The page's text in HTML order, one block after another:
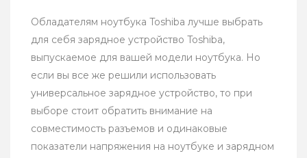
Обладателям ноутбука Toshiba лучше выбрать
для себя зарядное устройство Toshiba,
выпускаемое для вашей модели ноутбука. Но
если вы все же решили использовать
универсальное зарядное устройство, то при
выборе стоит обратить внимание на
совместимость разъемов и одинаковые
показатели напряжения на ноутбуке и зарядном